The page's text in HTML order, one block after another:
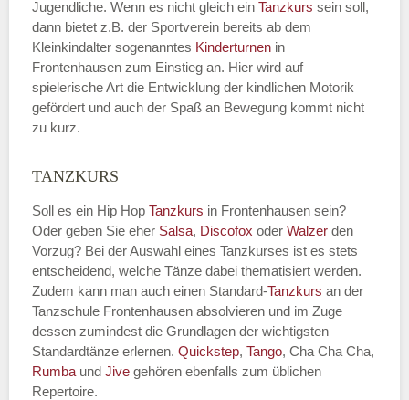
Kontakt E-Mail
Kontakt Telefonnummer
Name des Tanzkurs *
Tanzart*
Jugendliche. Wenn es nicht gleich ein Tanzkurs sein soll,
dann bietet z.B. der Sportverein bereits ab dem
Kleinkindalter sogenanntes Kinderturnen in
Frontenhausen zum Einstieg an. Hier wird auf
spielerische Art die Entwicklung der kindlichen Motorik
gefördert und auch der Spaß an Bewegung kommt nicht
zu kurz.
TANZKURS
Soll es ein Hip Hop Tanzkurs in Frontenhausen sein?
Oder geben Sie eher Salsa, Discofox oder Walzer den
Vorzug? Bei der Auswahl eines Tanzkurses ist es stets
entscheidend, welche Tänze dabei thematisiert werden.
Zudem kann man auch einen Standard-Tanzkurs an der
Tanzschule Frontenhausen absolvieren und im Zuge
dessen zumindest die Grundlagen der wichtigsten
Standardtänze erlernen. Quickstep, Tango, Cha Cha Cha,
Rumba und Jive gehören ebenfalls zum üblichen
Repertoire.